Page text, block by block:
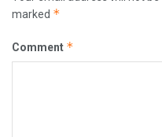
marked *
Comment *